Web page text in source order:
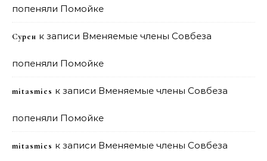
попеняли Помойке
Сурен к записи Вменяемые члены Совбеза
попеняли Помойке
mitasmies к записи Вменяемые члены Совбеза
попеняли Помойке
mitasmies к записи Вменяемые члены Совбеза